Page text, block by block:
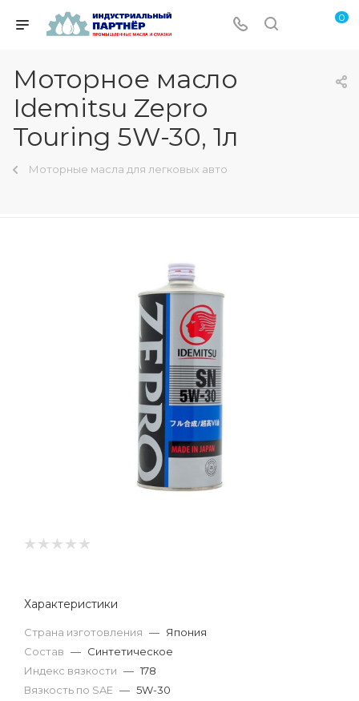
0
Моторное масло
Idemitsu Zepro
Touring 5W-30, 1л
Моторные масла для легковых авто
Характеристики
Страна изготовления — Япония
Состав — Синтетическое
Индекс вязкости — 178
Вязкость по SAE — 5W-30